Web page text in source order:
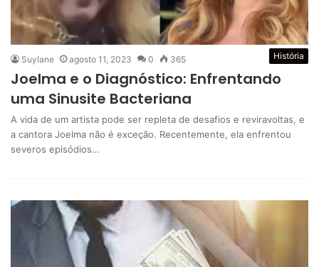
História
Suylane agosto 11, 2023 0 365
Joelma e o Diagnóstico: Enfrentando
uma Sinusite Bacteriana
A vida de um artista pode ser repleta de desafios e reviravoltas, e
a cantora Joelma não é exceção. Recentemente, ela enfrentou
severos episódios…